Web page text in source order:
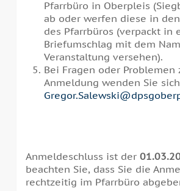
Pfarrbüro in Oberpleis
ab oder werfen diese in
des Pfarrbüros (verpackt in
Briefumschlag mit dem
Veranstaltung versehen).
Bei Fragen oder Problemen
Anmeldung wenden Sie
Anmeldeschluss ist der
beachten Sie, dass Sie die
rechtzeitig im Pfarrbüro